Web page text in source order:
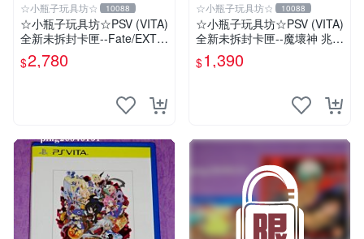
☆小瓶子玩具坊☆ 10088
☆小瓶子玩具坊☆PSV (VITA)
全新未拆封卡匣--Fate/EXTE
LLA 限定版 (日版)
$2,780
☆小瓶子玩具坊☆ 10088
☆小瓶子玩具坊☆PSV (VITA)
全新未拆封卡匣--魔壞神 兆力
翁 (亞版日文版)
$1,390